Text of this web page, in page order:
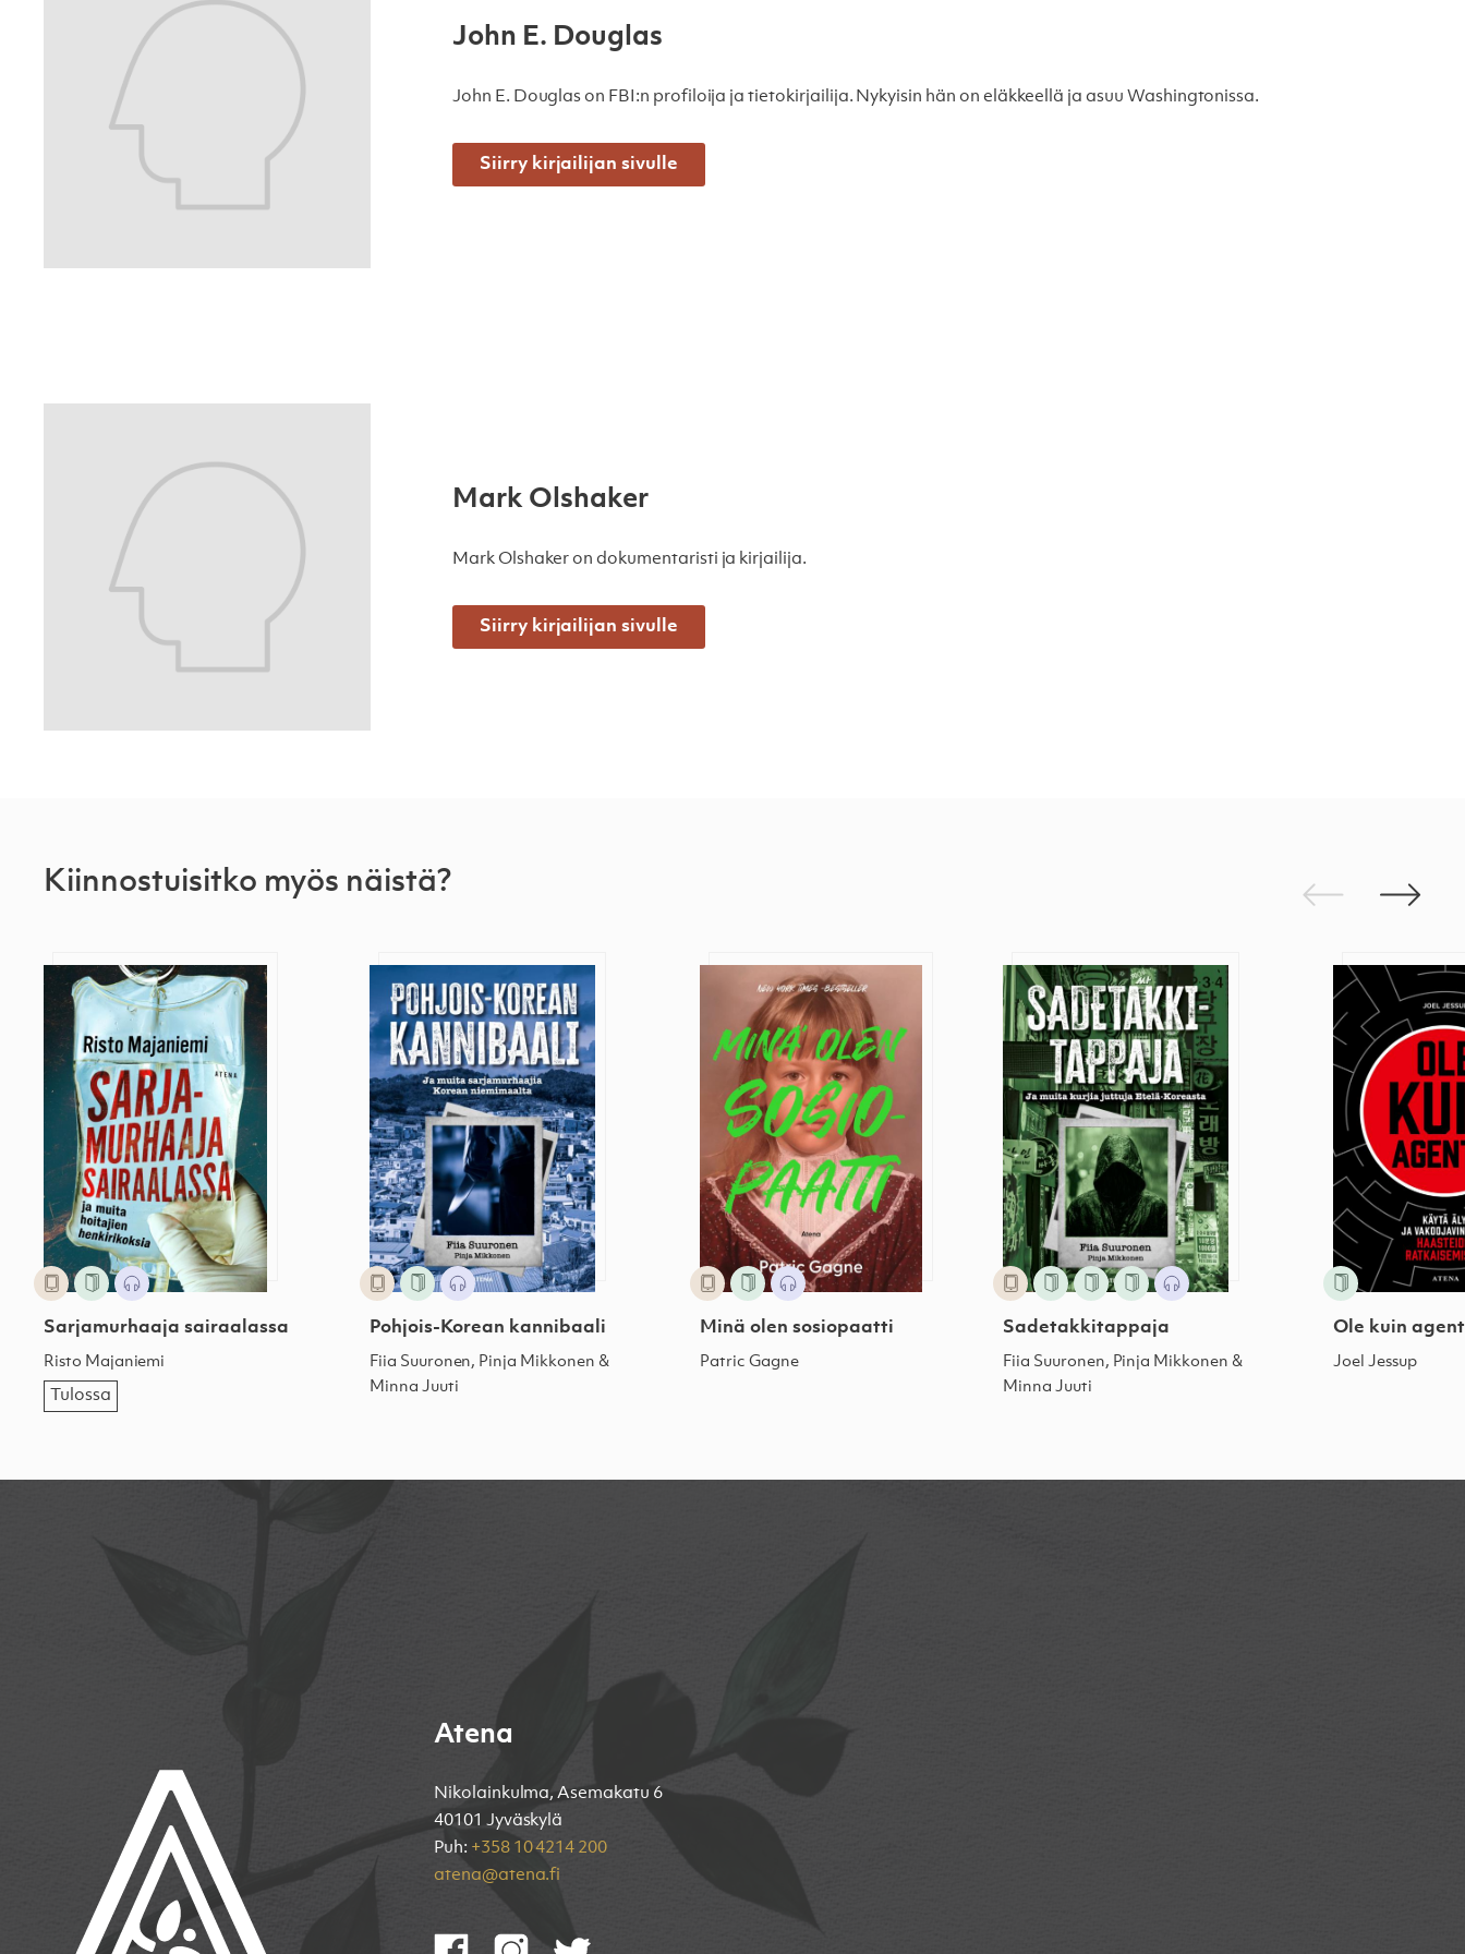
John E. Douglas
John E. Douglas on FBI:n profiloija ja tietokirjailija. Nykyisin hän on eläkkeellä ja asuu Washingtonissa.
Siirry kirjailijan sivulle
Mark Olshaker
Mark Olshaker on dokumentaristi ja kirjailija.
Siirry kirjailijan sivulle
Kiinnostuisitko myös näistä? EdellinenSeuraava
Sarjamurhaaja sairaalassa
Sarjamurhaaja sairaalassa
Risto Majaniemi
Tulossa
Pohjois-Korean kannibaali
Pohjois-Korean kannibaali
Fiia Suuronen, Pinja Mikkonen &
Minna Juuti
Minä olen sosiopaatti
Minä olen sosiopaatti
Patric Gagne
Sadetakkitappaja
Sadetakkitappaja
Fiia Suuronen, Pinja Mikkonen &
Minna Juuti
Ole kuin
Ole kuin
Joel Jessup
Atena
Nikolainkulma, Asemakatu 6
40101 Jyväskylä
Puh: +358 10 4214 200
atena@atena.fi